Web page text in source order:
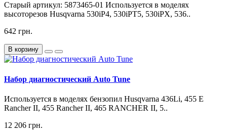
Старый артикул: 5873465-01 Используется в моделях
высоторезов Husqvarna 530iP4, 530iPT5, 530iPX, 536..
642 грн.
В корзину
Набор диагностический Auto Tune
Используется в моделях бензопил Husqvarna 436Li, 455 E
Rancher II, 455 Rancher II, 465 RANCHER II, 5..
12 206 грн.